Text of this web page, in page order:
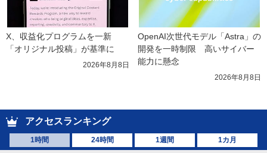
X、収益化プログラムを一新
「オリジナル投稿」が基準に
2026年8月8日
OpenAI次世代モデル「Astra」の
開発を一時制限　高いサイバー
能力に懸念
2026年8月8日
アクセスランキング
1時間 24時間 1週間 1カ月